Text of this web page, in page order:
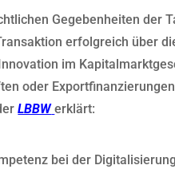
Gegebenheiten der
erfolgreich über
im
oder
LBBW erklärt:
bei der